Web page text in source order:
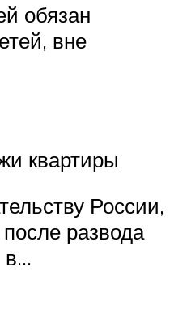
обязан
вне
квартиры
России,
развода
в…